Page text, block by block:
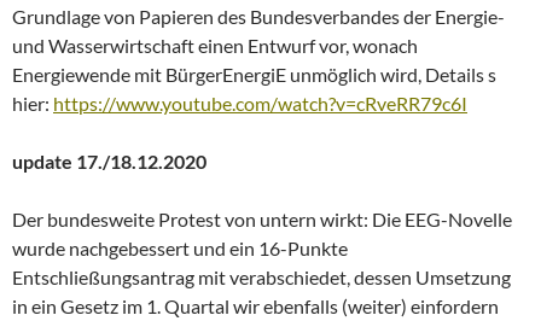
Grundlage von Papieren des Bundesverbandes der Energie-
und Wasserwirtschaft einen Entwurf vor, wonach
Energiewende mit BürgerEnergiE unmöglich wird, Details s
hier: https://www.youtube.com/watch?v=cRveRR79c6I
update 17./18.12.2020
Der bundesweite Protest von untern wirkt: Die EEG-Novelle
wurde nachgebessert und ein 16-Punkte
Entschließungsantrag mit verabschiedet, dessen Umsetzung
in ein Gesetz im 1. Quartal wir ebenfalls (weiter) einfordern